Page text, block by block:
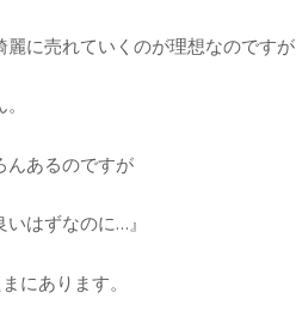
に売れていくのが理想なのですが
んあるのですが
いはずなのに…』
にあります。